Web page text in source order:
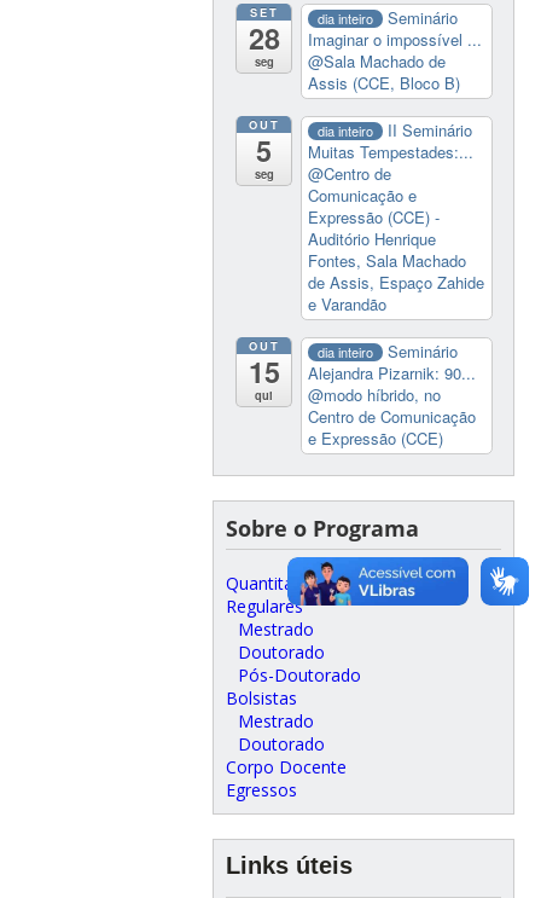
SET
28
seg
dia inteiro
Seminário
Imaginar o impossível ...
@Sala Machado de
Assis (CCE, Bloco B)
OUT
5
seg
dia inteiro
II Seminário
Muitas Tempestades:...
@Centro de
Comunicação e
Expressão (CCE) -
Auditório Henrique
Fontes, Sala Machado
de Assis, Espaço Zahide
e Varandão
OUT
15
qui
dia inteiro
Seminário
Alejandra Pizarnik: 90...
@modo híbrido, no
Centro de Comunicação
e Expressão (CCE)
Sobre o Programa
Quantitativos
Regulares
Mestrado
Doutorado
Pós-Doutorado
Bolsistas
Mestrado
Doutorado
Corpo Docente
Egressos
Links úteis